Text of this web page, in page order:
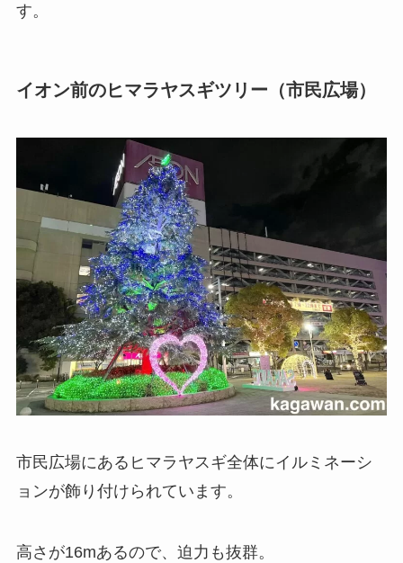
す。
イオン前のヒマラヤスギツリー（市民広場）
市民広場にあるヒマラヤスギ全体にイルミネーシ
ョンが飾り付けられています。
高さが16mあるので、迫力も抜群。